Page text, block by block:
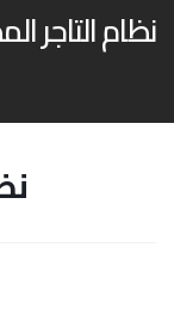
نظام التاجر